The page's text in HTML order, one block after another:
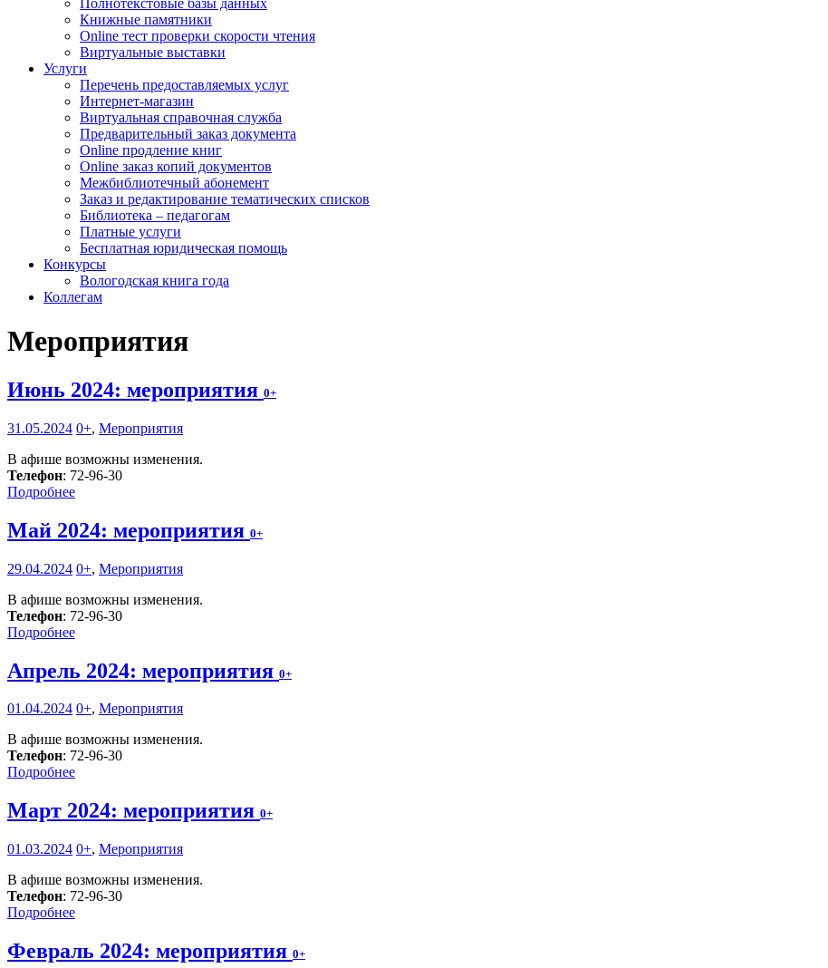
Полнотекстовые базы данных
Книжные памятники
Online тест проверки скорости чтения
Виртуальные выставки
Услуги
Перечень предоставляемых услуг
Интернет-магазин
Виртуальная справочная служба
Предварительный заказ документа
Online продление книг
Online заказ копий документов
Межбиблиотечный абонемент
Заказ и редактирование тематических списков
Библиотека – педагогам
Платные услуги
Бесплатная юридическая помощь
Конкурсы
Вологодская книга года
Коллегам
Мероприятия
Июнь 2024: мероприятия 0+
31.05.2024 0+, Мероприятия
В афише возможны изменения.
Телефон: 72-96-30
Подробнее
Май 2024: мероприятия 0+
29.04.2024 0+, Мероприятия
В афише возможны изменения.
Телефон: 72-96-30
Подробнее
Апрель 2024: мероприятия 0+
01.04.2024 0+, Мероприятия
В афише возможны изменения.
Телефон: 72-96-30
Подробнее
Март 2024: мероприятия 0+
01.03.2024 0+, Мероприятия
В афише возможны изменения.
Телефон: 72-96-30
Подробнее
Февраль 2024: мероприятия 0+